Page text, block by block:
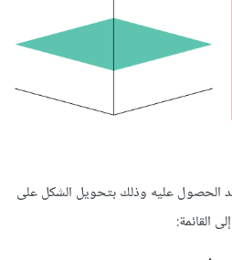
الحصول عليه وذلك بتحويل الشكل على